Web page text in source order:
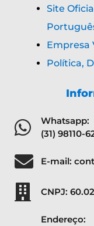
Site
Empresa
Política,
Whatsapp:
(31) 98110-
E-mail:
CNPJ:
Endereço: